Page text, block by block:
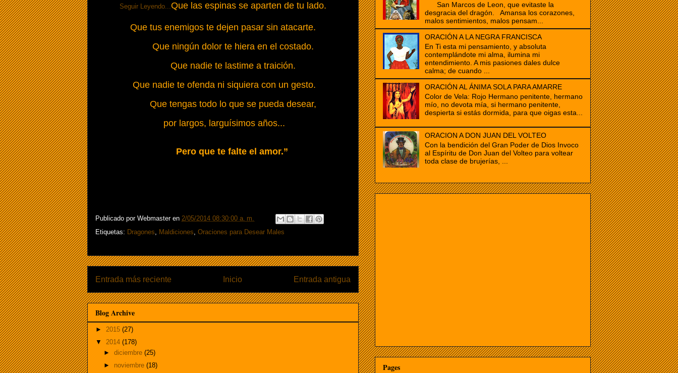
Seguir Leyendo...Que las espinas se aparten de tu lado.
Que tus enemigos te dejen pasar sin atacarte.
Que ningún dolor te hiera en el costado.
Que nadie te lastime a traición.
Que nadie te ofenda ni siquiera con un gesto.
Que tengas todo lo que se pueda desear,
por largos, larguísimos años...
Pero que te falte el amor.”
Publicado por Webmaster en 2/05/2014 08:30:00 a. m.
Etiquetas: Dragones, Maldiciones, Oraciones para Desear Males
Entrada más reciente Entrada antigua
Inicio
Blog Archive
► 2015 (27)
▼ 2014 (178)
► diciembre (25)
► noviembre (18)
San Marcos de Leon, que evitaste la
desgracia del dragón. Amansa los corazones,
malos sentimientos, malos pensam...
ORACIÓN A LA NEGRA FRANCISCA
En Ti esta mi pensamiento, y absoluta
contemplándote mi alma, ilumina mi
entendimiento. A mis pasiones dales dulce
calma; de cuando ...
ORACIÓN AL ÁNIMA SOLA PARA AMARRE
Color de Vela: Rojo Hermano penitente, hermano
mío, no devota mía, si hermano penitente,
despierta si estás dormida, para que oigas esta...
ORACION A DON JUAN DEL VOLTEO
Con la bendición del Gran Poder de Dios Invoco
al Espíritu de Don Juan del Volteo para voltear
toda clase de brujerías, ...
Pages